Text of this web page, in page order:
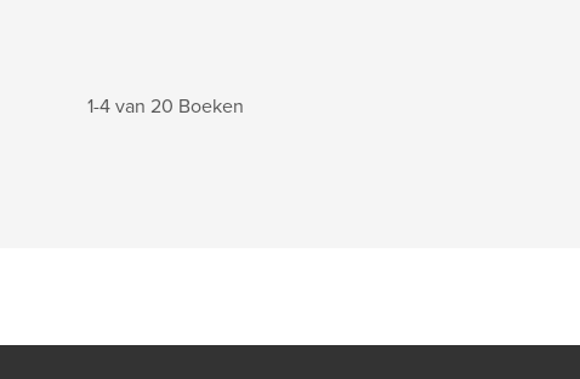
1-4 van 20 Boeken